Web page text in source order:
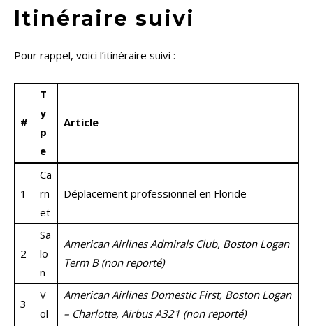
Itinéraire suivi
Pour rappel, voici l’itinéraire suivi :
#
T
y
p
e
Article
1
Ca
rn
et
Déplacement professionnel en Floride
2
Sa
lo
n
American Airlines Admirals Club, Boston Logan
Term B (non reporté)
3
V
ol
American Airlines Domestic First, Boston Logan
– Charlotte, Airbus A321 (non reporté)